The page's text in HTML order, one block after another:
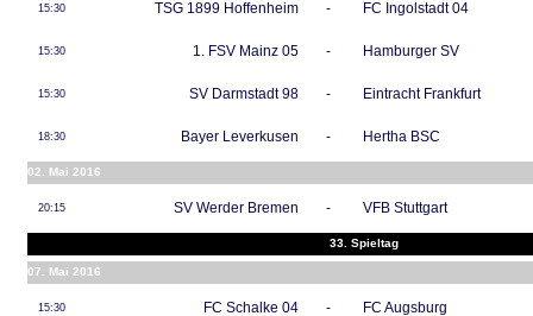
15:30 TSG 1899 Hoffenheim - FC Ingolstadt 04
15:30 1. FSV Mainz 05 - Hamburger SV
15:30 SV Darmstadt 98 - Eintracht Frankfurt
18:30 Bayer Leverkusen - Hertha BSC
02. Mai 2016
20:15 SV Werder Bremen - VFB Stuttgart
33. Spieltag
07. Mai 2016
15:30 FC Schalke 04 - FC Augsburg